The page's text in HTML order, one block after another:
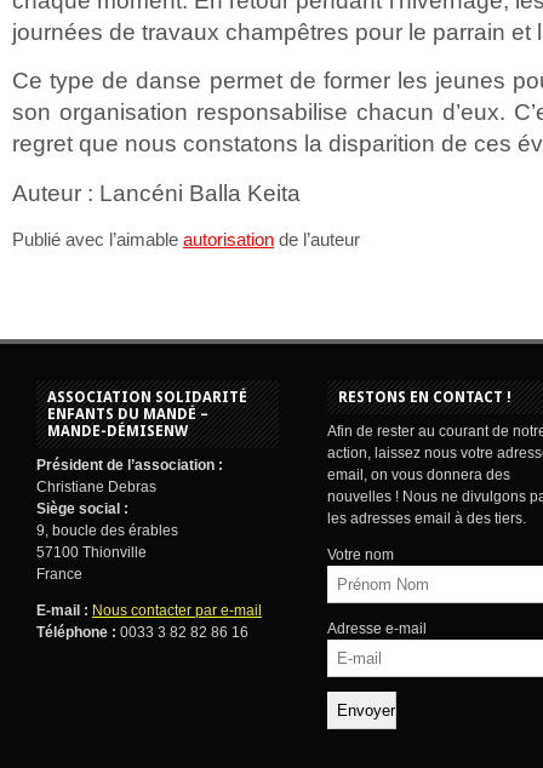
journées de travaux champêtres pour le parrain et
Ce type de danse permet de former les jeunes
son organisation responsabilise chacun d’eux.
regret que nous constatons la disparition de ces
Auteur : Lancéni Balla Keita
Publié avec l’aimable autorisation de l’auteur
ASSOCIATION SOLIDARITÉ
ENFANTS DU MANDÉ –
MANDE-DÉMISENW
Président de l’association :
Christiane Debras
Siège social :
9, boucle des érables
57100 Thionville
France
E-mail : Nous contacter par e-mail
Téléphone : 0033 3 82 82 86 16
RESTONS EN CONTACT !
Afin de rester au courant de
action, laissez nous votre
email, on vous donnera des
nouvelles ! Nous ne divulgons
les adresses email à des tiers.
Votre nom
Adresse e-mail